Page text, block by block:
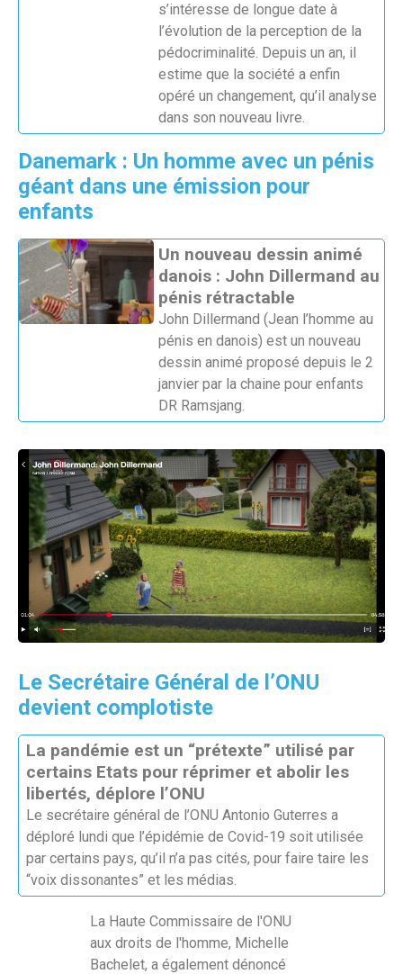
s’intéresse de longue date à
l’évolution de la perception de la
pédocriminalité. Depuis un an, il
estime que la société a enfin
opéré un changement, qu’il analyse
dans son nouveau livre.
Danemark : Un homme avec un pénis
géant dans une émission pour
enfants
Un nouveau dessin animé
danois : John Dillermand au
pénis rétractable
John Dillermand (Jean l’homme au
pénis en danois) est un nouveau
dessin animé proposé depuis le 2
janvier par la chaine pour enfants
DR Ramsjang.
Le Secrétaire Général de l’ONU
devient complotiste
La pandémie est un “prétexte” utilisé par
certains Etats pour réprimer et abolir les
libertés, déplore l’ONU
Le secrétaire général de l’ONU Antonio Guterres a
déploré lundi que l’épidémie de Covid-19 soit utilisée
par certains pays, qu’il n’a pas cités, pour faire taire les
“voix dissonantes” et les médias.
La Haute Commissaire de l'ONU
aux droits de l'homme, Michelle
Bachelet, a également dénoncé